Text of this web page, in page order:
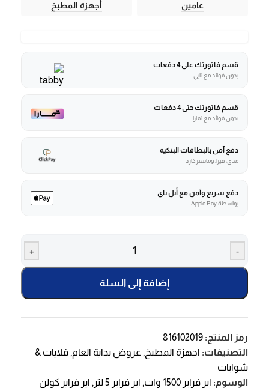
عامين أجهزة المطبخ
قسم فاتورتك على 4 دفعات
بدون فوائد مع تابي
قسم فاتورتك حتى 4 دفعات
بدون فوائد مع تمارا
دفع آمن بالبطاقات البنكية
مدى، فيزا، وماستركارد
دفع سريع وآمن مع أبل باي
بواسطة Apple Pay
-
+
إضافة إلى السلة
رمز المنتج: 816102019
التصنيفات: اجهزة المطبخ , عروض بداية العام, قلايات &
شوايات
الوسوم: اير فراير 1500 وات , اير فراير 5 لتر , اير فراير كولن